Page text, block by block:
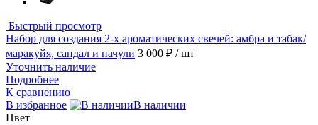
Быстрый просмотр
Набор для создания 2-х ароматических свечей: амбра и табак/
маракуйя, сандал и пачули 3 000 ₽ / шт
Уточнить наличие
Подробнее
К сравнению
В избранное
В наличии
Цвет